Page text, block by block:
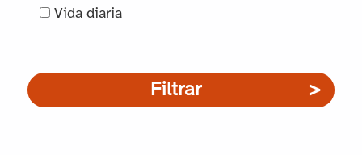
Vida diaria
Filtrar